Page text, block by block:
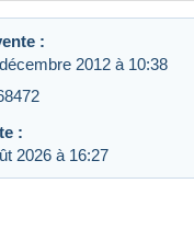
:
2012 à 10:38
:
2026 à 16:27